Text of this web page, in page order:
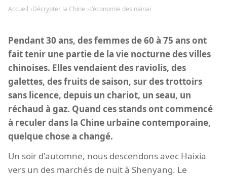
Accueil Décrypter la Chine L'économie des nainai
Pendant 30 ans, des femmes de 60 à 75 ans ont
fait tenir une partie de la vie nocturne des villes
chinoises. Elles vendaient des raviolis, des
galettes, des fruits de saison, sur des trottoirs
sans licence, depuis un chariot, un seau, un
réchaud à gaz. Quand ces stands ont commencé
à reculer dans la Chine urbaine contemporaine,
quelque chose a changé.
Un soir d'automne, nous descendons avec Haixia
vers un des marchés de nuit à Shenyang. Le